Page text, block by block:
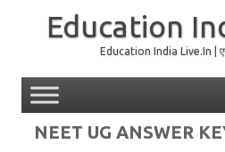
Education
Education India Live.In |
NEET UG ANSWER